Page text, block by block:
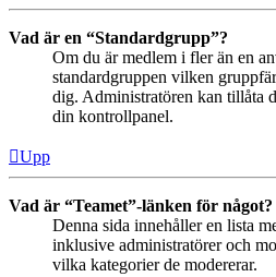
Vad är en “Standardgrupp”?
Om du är medlem i fler än en
standardgruppen vilken
dig. Administratören kan tillåta
din kontrollpanel.
Upp
Vad är “Teamet”-länken för något?
Denna sida innehåller en lista
inklusive administratörer och
vilka kategorier de modererar.